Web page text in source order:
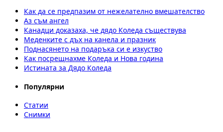
Как да се предпазим от нежелателно вмешателство
Аз съм ангел
Канадци доказаха, че дядо Коледа съществува
Меденките с дъх на канела и празник
Поднасянето на подаръка си е изкуство
Как посрещнахме Коледа и Нова година
Истината за Дядо Коледа
Популярни
Статии
Снимки